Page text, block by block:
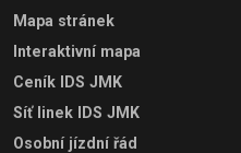
Mapa stránek
Interaktivní mapa
Ceník IDS JMK
Síť linek IDS JMK
Osobní jízdní řád